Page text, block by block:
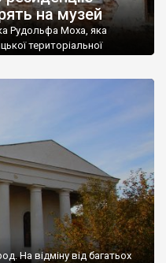
на музей
Рудольфа Моха, яка
територіальної
Моха, видатної
оселі” передбачили 500
На відміну від багатьох